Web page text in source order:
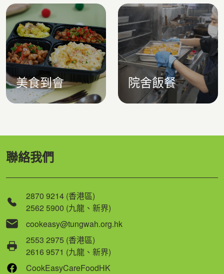
美食到會 院舍飯餐
聯絡我們
2870 9214 (香港區)
2562 5900 (九龍、新界)
cookeasy@tungwah.org.hk
2553 2975 (香港區)
2616 9571 (九龍、新界)
CookEasyCareFoodHK